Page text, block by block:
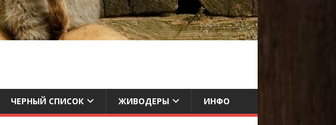
ЧЕРНЫЙ СПИСОК ЖИВОДЕРЫ ИНФО